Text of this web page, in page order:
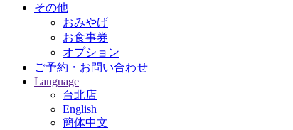
その他
おみやげ
お食事券
オプション
ご予約・お問い合わせ
Language
台北店
English
簡体中文